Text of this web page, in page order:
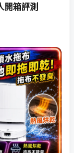
開箱評測